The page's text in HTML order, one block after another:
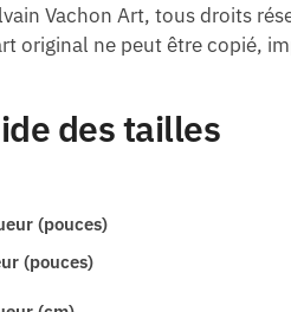
Vachon Art, tous droits
original ne peut être copié,
des tailles
(pouces)
(pouces)